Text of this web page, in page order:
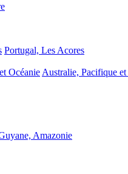
Portugal, Les Acores
Océanie Australie, Pacifique
Amazonie